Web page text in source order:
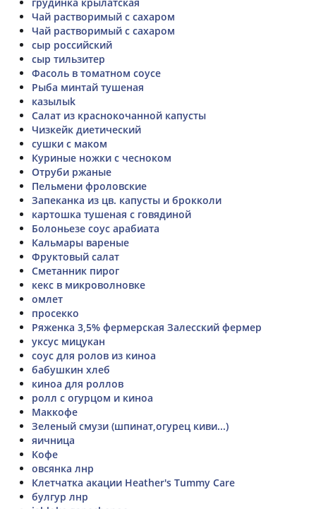
Чай растворимый с сахаром
Чай растворимый с сахаром
сыр российский
сыр тильзитер
Фасоль в томатном соусе
Рыба минтай тушеная
казылыk
Салат из краснокочанной капусты
Чизкейк диетический
сушки с маком
Куриные ножки с чесноком
Отруби ржаные
Пельмени фроловские
Запеканка из цв. капусты и брокколи
картошка тушеная с говядиной
Болоньезе соус арабиата
Кальмары вареные
Фруктовый салат
Сметанник пирог
кекс в микроволновке
омлет
просекко
Ряженка 3,5% фермерская Залесский фермер
уксус мицукан
соус для ролов из киноа
бабушкин хлеб
киноа для роллов
ролл с огурцом и киноа
Маккофе
Зеленый смузи (шпинат,огурец киви...)
яичница
Кофе
овсянка лнр
Клетчатка акации Heather's Tummy Care
булгур лнр